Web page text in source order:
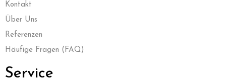
Kontakt
Über Uns
Referenzen
Häufige Fragen (FAQ)
Service